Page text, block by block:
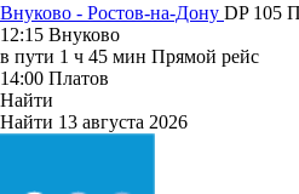
Внуково - Ростов-на-Дону DP 105
12:15 Внуково
в пути 1 ч 45 мин Прямой рейс
14:00 Платов
Найти
Найти 13 августа 2026